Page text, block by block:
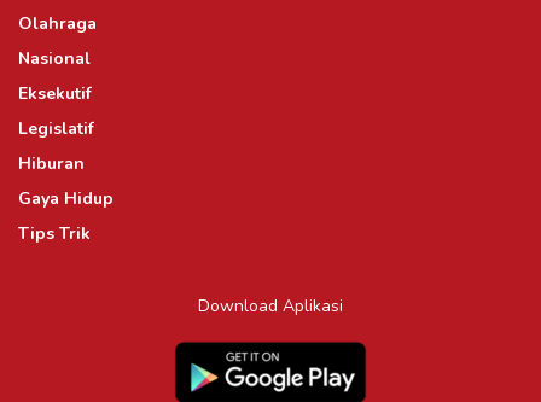
Olahraga
Nasional
Eksekutif
Legislatif
Hiburan
Gaya Hidup
Tips Trik
Download Aplikasi